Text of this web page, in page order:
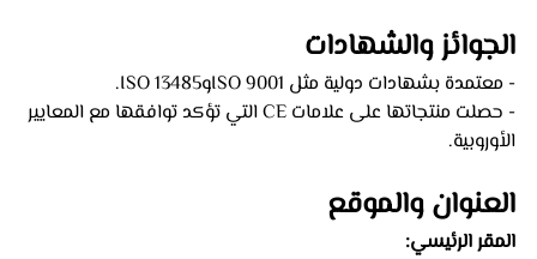
الجوائز والشهادات
- معتمدة بشهادات دولية مثل ISO 9001وISO 13485.
- حصلت منتجاتها على علامات CE التي تؤكد توافقها مع المعايير
الأوروبية.
العنوان والموقع
المقر الرئيسي: